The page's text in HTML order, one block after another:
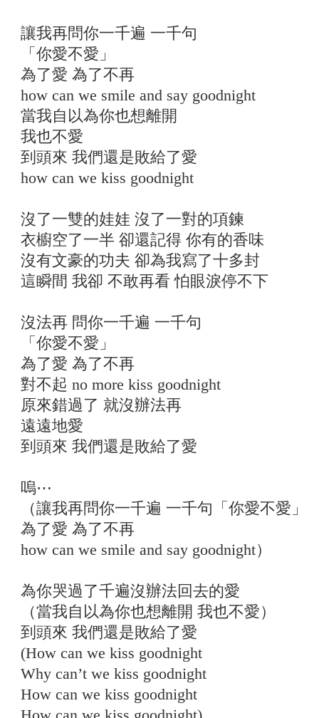
讓我再問你一千遍 一千句
「你愛不愛」
為了愛 為了不再
how can we smile and say goodnight
當我自以為你也想離開
我也不愛
到頭來 我們還是敗給了愛
how can we kiss goodnight
沒了一雙的娃娃 沒了一對的項鍊
衣櫥空了一半 卻還記得 你有的香味
沒有文豪的功夫 卻為我寫了十多封
這瞬間 我卻 不敢再看 怕眼淚停不下
沒法再 問你一千遍 一千句
「你愛不愛」
為了愛 為了不再
對不起 no more kiss goodnight
原來錯過了 就沒辦法再
遠遠地愛
到頭來 我們還是敗給了愛
嗚⋯
（讓我再問你一千遍 一千句「你愛不愛」
為了愛 為了不再
how can we smile and say goodnight）
為你哭過了千遍沒辦法回去的愛
（當我自以為你也想離開 我也不愛）
到頭來 我們還是敗給了愛
(How can we kiss goodnight
Why can’t we kiss goodnight
How can we kiss goodnight